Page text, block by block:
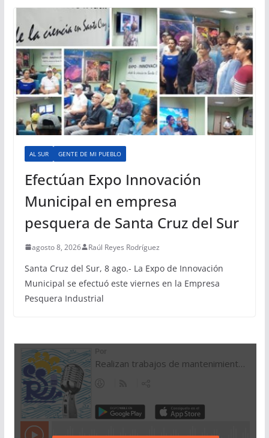
AL SUR GENTE DE MI PUEBLO
Efectúan Expo Innovación
Municipal en empresa
pesquera de Santa Cruz del Sur
agosto 8, 2026 Raúl Reyes Rodríguez
Santa Cruz del Sur, 8 ago.- La Expo de Innovación
Municipal se efectuó este viernes en la Empresa
Pesquera Industrial